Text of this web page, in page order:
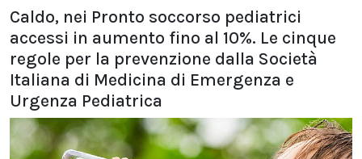
Caldo, nei Pronto soccorso pediatrici
accessi in aumento fino al 10%. Le cinque
regole per la prevenzione dalla Società
Italiana di Medicina di Emergenza e
Urgenza Pediatrica